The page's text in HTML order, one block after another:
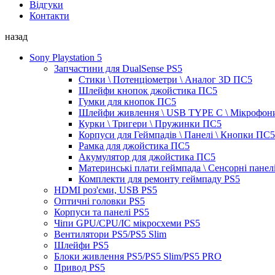
Відгуки
Контакти
назад
Sony Playstation 5
Запчастини для DualSense PS5
Стики \ Потенціометри \ Аналог 3D ПС5
Шлейфи кнопок джойстика ПС5
Гумки для кнопок ПС5
Шлейфи живлення \ USB TYPE C \
Курки \ Тригери \ Пружинки ПС5
Корпуси для Геймпадів \ Панелі \ Кнопки ПС5
Рамка для джойстика ПС5
Акумулятор для джойстика ПС5
Материнські плати геймпада \ Сенсорні
Комплекти для ремонту геймпаду PS5
HDMI роз'єми, USB PS5
Оптичні головки PS5
Корпуси та панелі PS5
Чіпи GPU/CPU/IC мікросхеми PS5
Вентилятори PS5/PS5 Slim
Шлейфи PS5
Блоки живлення PS5/PS5 Slim/PS5 PRO
Привод PS5